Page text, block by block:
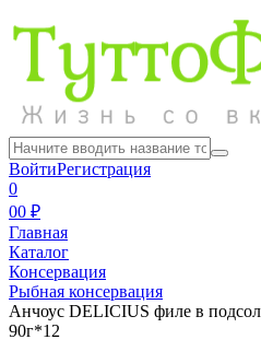
ВойтиРегистрация
0
00 ₽
Главная
Каталог
Консервация
Рыбная консервация
Анчоус DELICIUS филе в
90г*12